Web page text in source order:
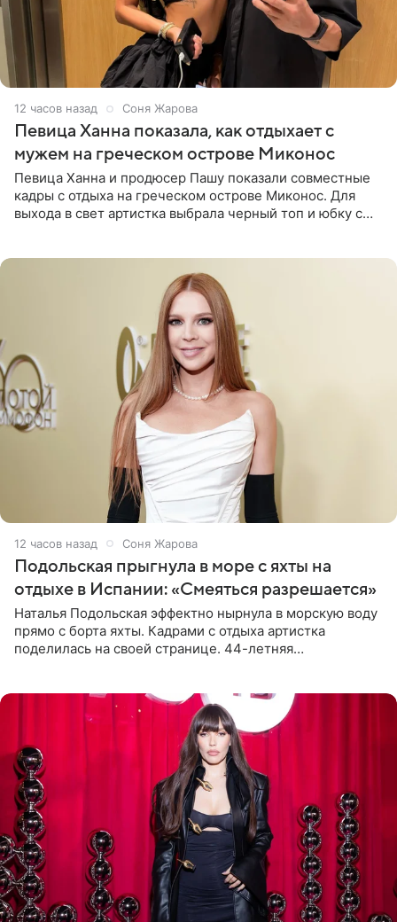
12 часов назад Соня Жарова
Певица Ханна показала, как отдыхает с
мужем на греческом острове Миконос
Певица Ханна и продюсер Пашу показали совместные
кадры с отдыха на греческом острове Миконос. Для
выхода в свет артистка выбрала черный топ и юбку с
12 часов назад Соня Жарова
Подольская прыгнула в море с яхты на
отдыхе в Испании: «Смеяться разрешается»
Наталья Подольская эффектно нырнула в морскую воду
прямо с борта яхты. Кадрами с отдыха артистка
поделилась на своей странице. 44-летняя